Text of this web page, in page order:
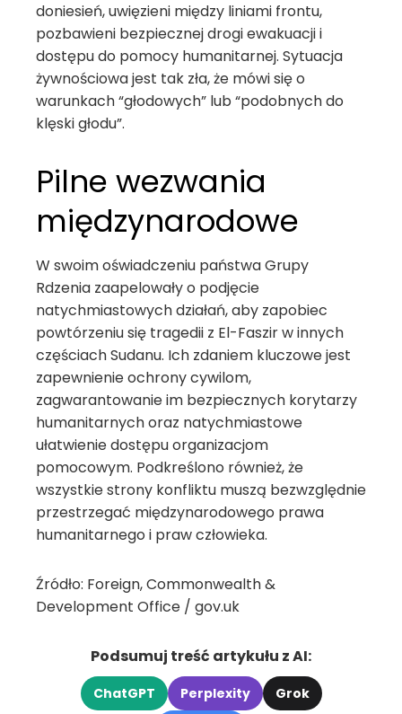
doniesień, uwięzieni między liniami frontu,
pozbawieni bezpiecznej drogi ewakuacji i
dostępu do pomocy humanitarnej. Sytuacja
żywnościowa jest tak zła, że mówi się o
warunkach “głodowych” lub “podobnych do
klęski głodu”.
Pilne wezwania
międzynarodowe
W swoim oświadczeniu państwa Grupy
Rdzenia zaapelowały o podjęcie
natychmiastowych działań, aby zapobiec
powtórzeniu się tragedii z El-Faszir w innych
częściach Sudanu. Ich zdaniem kluczowe jest
zapewnienie ochrony cywilom,
zagwarantowanie im bezpiecznych korytarzy
humanitarnych oraz natychmiastowe
ułatwienie dostępu organizacjom
pomocowym. Podkreślono również, że
wszystkie strony konfliktu muszą bezwzględnie
przestrzegać międzynarodowego prawa
humanitarnego i praw człowieka.
Źródło: Foreign, Commonwealth &
Development Office / gov.uk
Podsumuj treść artykułu z AI:
ChatGPT Perplexity
Grok